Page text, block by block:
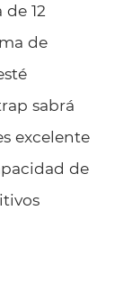
12
de
sabrá
excelente
de